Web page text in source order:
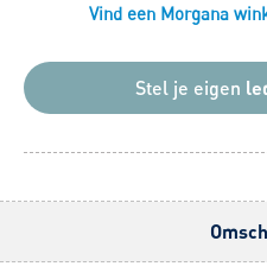
Vind een Morgana
Stel je eigen